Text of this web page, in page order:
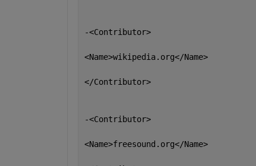
-<Contributor>
<Name>wikipedia.org</Name>
</Contributor>
-<Contributor>
<Name>freesound.org</Name>